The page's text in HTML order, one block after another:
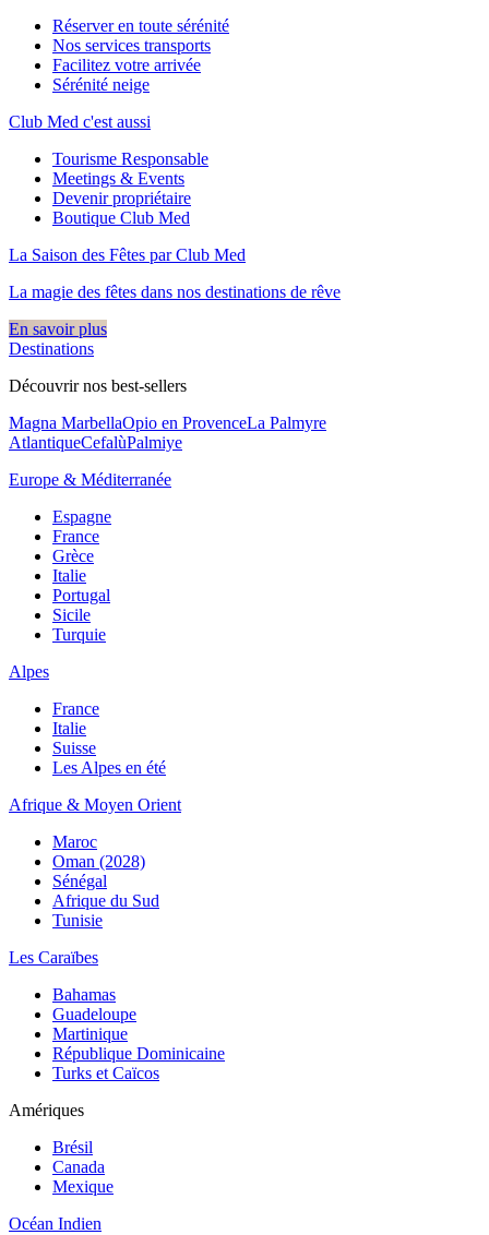
Réserver en toute sérénité
Nos services transports
Facilitez votre arrivée
Sérénité neige
Club Med c'est aussi
Tourisme Responsable
Meetings & Events
Devenir propriétaire
Boutique Club Med
La Saison des Fêtes par Club Med
La magie des fêtes dans nos destinations de rêve​
En savoir plus
Destinations
Découvrir nos best-sellers
Magna MarbellaOpio en ProvenceLa Palmyre
AtlantiqueCefalùPalmiye
Europe & Méditerranée
Espagne
France
Grèce
Italie
Portugal
Sicile
Turquie
Alpes
France
Italie
Suisse
Les Alpes en été
Afrique & Moyen Orient
Maroc
Oman (2028)
Sénégal
Afrique du Sud
Tunisie
Les Caraïbes
Bahamas
Guadeloupe
Martinique
République Dominicaine
Turks et Caïcos
Amériques
Brésil
Canada
Mexique
Océan Indien